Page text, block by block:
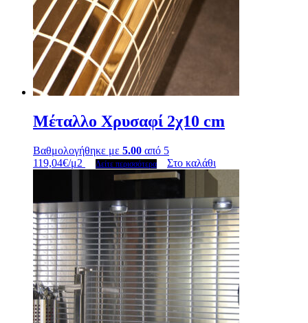
Μέταλλο Χρυσαφί 2χ10 cm
Βαθμολογήθηκε με 5.00 από 5
119,04€/μ2 Δείτε περισσότερα Στο καλάθι